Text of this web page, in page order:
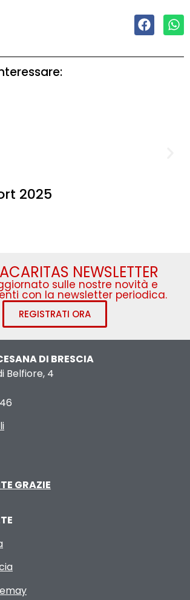
2025
NEWSLETTER
sulle nostre novità e
con la newsletter periodica.
REGISTRATI ORA
DI BRESCIA
Belfiore, 4
GRAZIE